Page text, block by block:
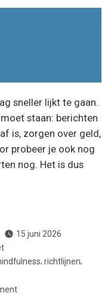
sneller lijkt te gaan.
staan: berichten
is, zorgen over geld,
probeer je ook nog
nog. Het is dus
15 juni 2026
, richtlijnen,
on